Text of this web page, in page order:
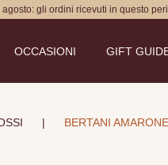
gli ordini ricevuti in questo
OCCASIONI GIFT
| BERTANI